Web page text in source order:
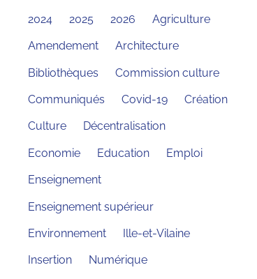
2024 2025 2026 Agriculture
Amendement Architecture
Bibliothèques Commission culture
Communiqués Covid-19 Création
Culture Décentralisation
Economie Education Emploi
Enseignement
Enseignement supérieur
Environnement Ille-et-Vilaine
Insertion Numérique